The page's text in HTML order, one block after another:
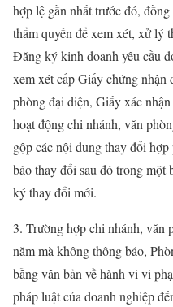
hợp lệ gần nhất trước đó,
thẩm quyền để xem xét, xử lý
Đăng ký kinh doanh yêu cầu
xem xét cấp Giấy chứng nhận
phòng đại diện, Giấy xác
hoạt động chi nhánh, văn
gộp các nội dung thay đổi
báo thay đổi sau đó trong một
ký thay đổi mới.
3. Trường hợp chi nhánh, văn
năm mà không thông báo,
bằng văn bản về hành vi vi
pháp luật của doanh nghiệp